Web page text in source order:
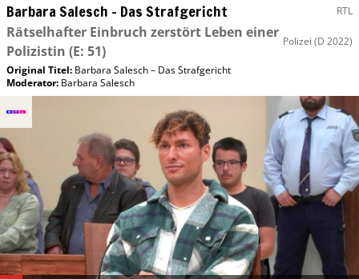
Barbara Salesch – Das Strafgericht RTL
Rätselhafter Einbruch zerstört Leben einer
Polizistin (E: 51)
Polizei (D 2022)
Original Titel: Barbara Salesch – Das Strafgericht
Moderator: Barbara Salesch